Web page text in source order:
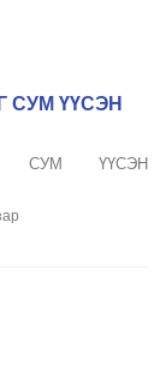
СУМ ҮҮСЭН
СУМ ҮҮСЭН